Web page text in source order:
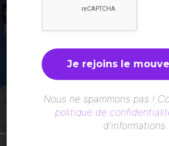
Nous ne spammons pas !
politique de
d’informations.